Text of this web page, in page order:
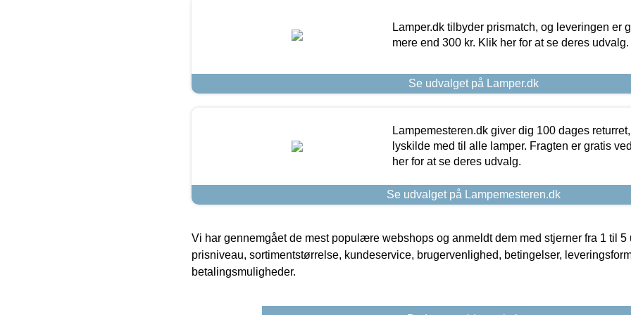
Lamper.dk tilbyder prismatch, og leveringen er
mere end 300 kr. Klik her for at se deres udvalg.
Se udvalget på Lamper.dk
Lampemesteren.dk giver dig 100 dages
lyskilde med til alle lamper. Fragten er gratis
her for at se deres udvalg.
Se udvalget på Lampemesteren.dk
Vi har gennemgået de mest populære webshops og anmeldt dem med stjerner fra 1 til 5
prisniveau, sortimentstørrelse, kundeservice, brugervenlighed, betingelser,
betalingsmuligheder.